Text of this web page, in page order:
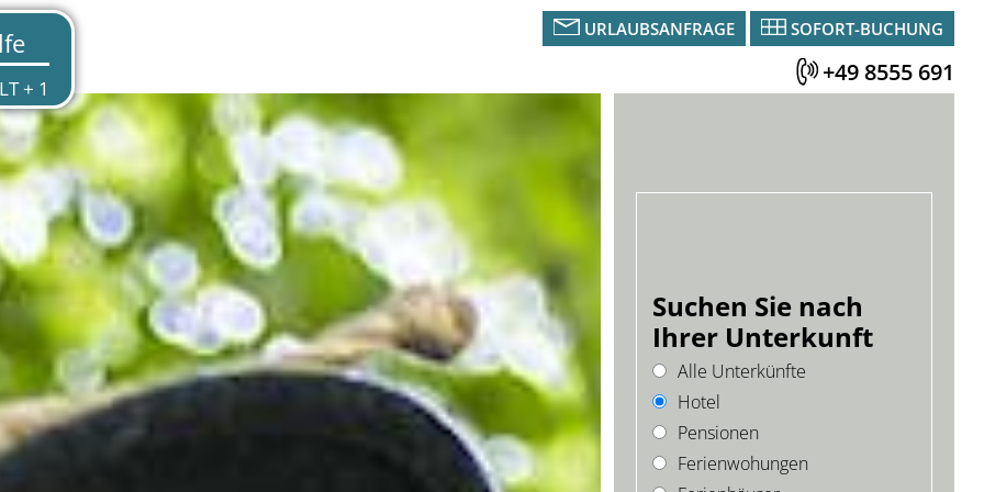
URLAUBSANFRAGE SOFORT-BUCHUNG
+49 8555 691
Suchen Sie nach
Ihrer Unterkunft
Alle Unterkünfte
Hotel
Pensionen
Ferienwohungen